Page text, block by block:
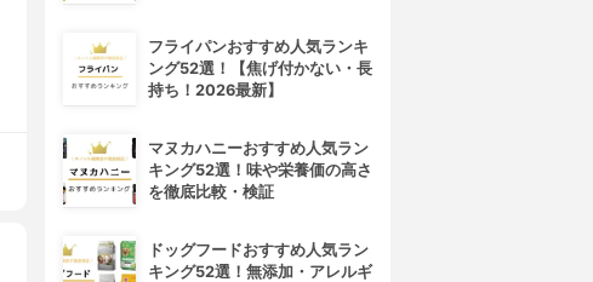
フライパンおすすめ人気ランキ
ング52選！【焦げ付かない・長
持ち！2026最新】
マヌカハニーおすすめ人気ラン
キング52選！味や栄養価の高さ
を徹底比較・検証
ドッグフードおすすめ人気ラン
キング52選！無添加・アレルギ